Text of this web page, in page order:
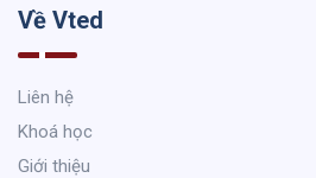
Về Vted
Liên hệ
Khoá học
Giới thiệu